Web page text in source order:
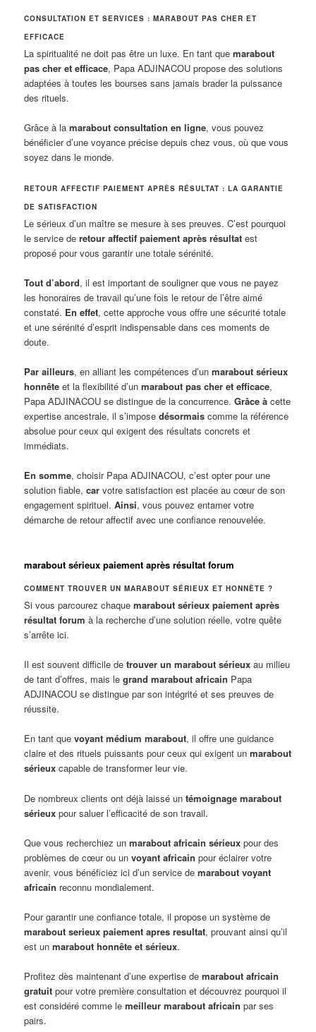
CONSULTATION ET SERVICES : MARABOUT PAS CHER ET
EFFICACE
La spiritualité ne doit pas être un luxe. En tant quemarabout
pas cher et efficace, Papa ADJINACOU propose des solutions
adaptées à toutes les bourses sans jamais brader la puissance
des rituels.
Grâce à lamarabout consultation en ligne, vous pouvez
bénéficier d’une voyance précise depuis chez vous, où que vous
soyez dans le monde.
RETOUR AFFECTIF PAIEMENT APRÈS RÉSULTAT : LA GARANTIE
DE SATISFACTION
Le sérieux d’un maître se mesure à ses preuves. C’est pourquoi
le service deretour affectif paiement après résultat est
proposé pour vous garantir une totale sérénité.
Tout d’abord, il est important de souligner que vous ne payez
les honoraires de travail qu’une fois le retour de l’être aimé
constaté. En effet, cette approche vous offre une sécurité totale
et une sérénité d’esprit indispensable dans ces moments de
doute.
Par ailleurs, en alliant les compétences d’unmarabout sérieux
honnête et la flexibilité d’unmarabout pas cher et efficace,
Papa ADJINACOU se distingue de la concurrence.Grâce à cette
expertise ancestrale, il s’imposedésormais comme la référence
absolue pour ceux qui exigent des résultats concrets et
immédiats.
En somme, choisir Papa ADJINACOU, c’est opter pour une
solution fiable,car votre satisfaction est placée au cœur de son
engagement spirituel.Ainsi, vous pouvez entamer votre
démarche de retour affectif avec une confiance renouvelée.
marabout sérieux paiement après résultat forum
COMMENT TROUVER UN MARABOUT SÉRIEUX ET HONNÊTE ?
Si vous parcourez chaquemarabout sérieux paiement après
résultat forum à la recherche d’une solution réelle, votre quête
s’arrête ici.
Il est souvent difficile detrouver un marabout sérieux au milieu
de tant d’offres, mais legrand marabout africain Papa
ADJINACOU se distingue par son intégrité et ses preuves de
réussite.
En tant quevoyant médium marabout, il offre une guidance
claire et des rituels puissants pour ceux qui exigent unmarabout
sérieux capable de transformer leur vie.
De nombreux clients ont déjà laissé untémoignage marabout
sérieux pour saluer l’efficacité de son travail.
Que vous recherchiez unmarabout africain sérieux pour des
problèmes de cœur ou unvoyant africain pour éclairer votre
avenir, vous bénéficiez ici d’un service demarabout voyant
africain reconnu mondialement.
Pour garantir une confiance totale, il propose un système de
marabout serieux paiement apres resultat, prouvant ainsi qu’il
est unmarabout honnête et sérieux.
Profitez dès maintenant d’une expertise demarabout africain
gratuit pour votre première consultation et découvrez pourquoi il
est considéré comme lemeilleur marabout africain par ses
pairs.